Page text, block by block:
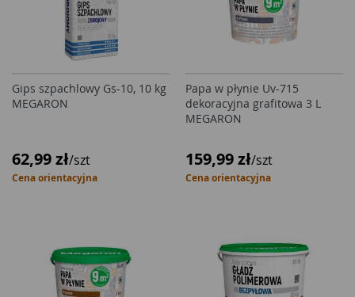
Gips szpachlowy Gs-10, 10 kg
MEGARON
62,99 zł/szt
Cena orientacyjna
Papa w płynie Uv-715
dekoracyjna grafitowa 3 L
MEGARON
159,99 zł/szt
Cena orientacyjna